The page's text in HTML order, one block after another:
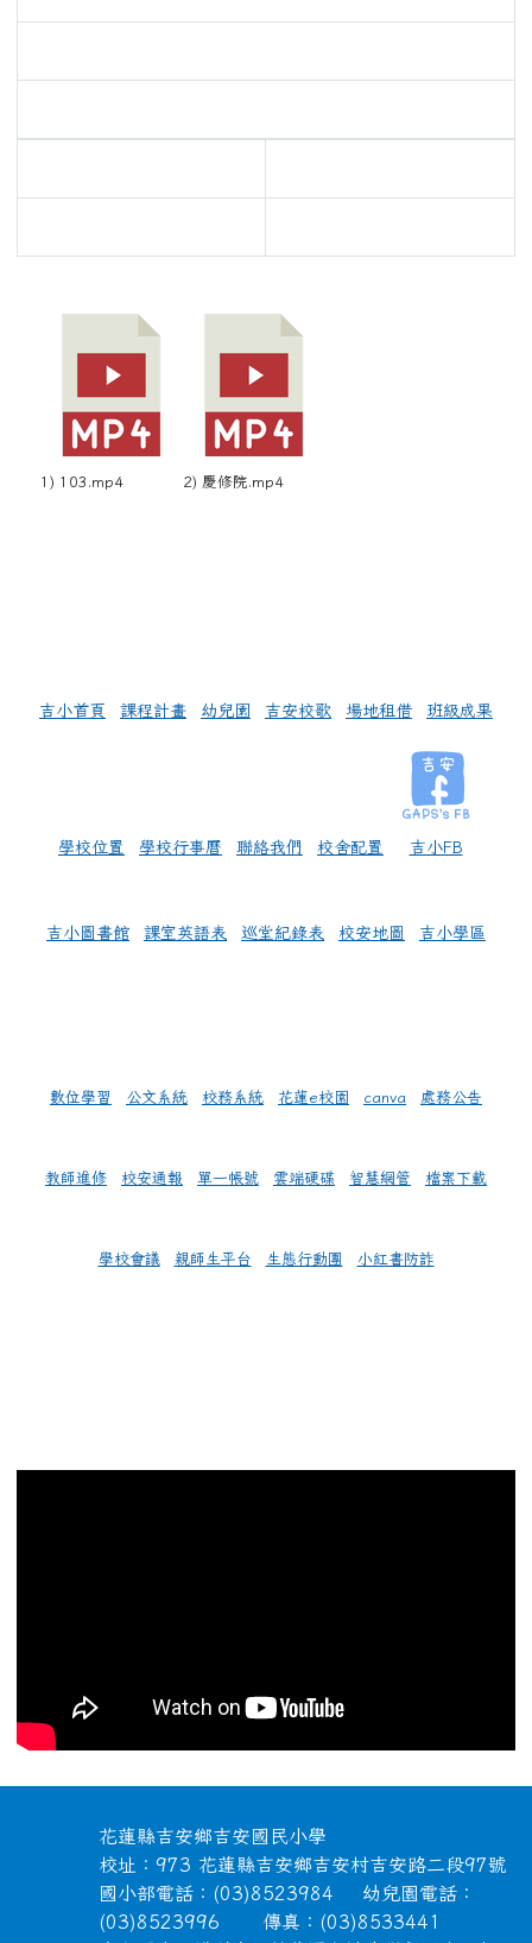
1) 103.mp4 2) 慶修院.mp4
吉小首頁 課程計畫 幼兒園 吉安校歌 場地租借 班級成果
學校位置 學校行事曆 聯絡我們 校舍配置 吉小FB
吉小圖書館 課室英語表 巡堂紀錄表 校安地圖 吉小學區
數位學習 公文系統 校務系統 花蓮e校園 canva 處務公告
教師進修 校安通報 單一帳號 雲端硬碟 智慧網管 檔案下載
學校會議 親師生平台 生態行動團 小紅書防詐
頁尾區域內容
花蓮縣吉安鄉吉安國民小學
校址：973 花蓮縣吉安鄉吉安村吉安路二段97號
國小部電話：(03)8523984 幼兒園電話：
(03)8523996 傳真：(03)8533441